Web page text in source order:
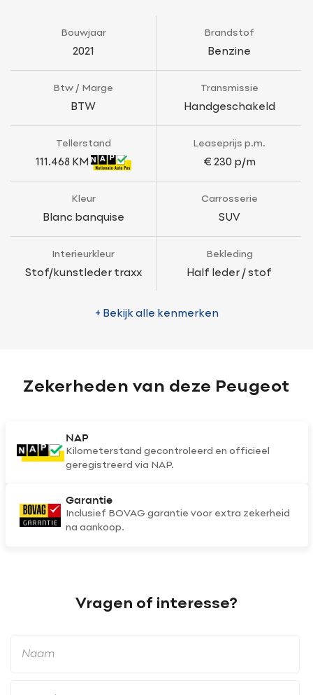
Bouwjaar
2021
Brandstof
Benzine
Btw / Marge
BTW
Transmissie
Handgeschakeld
Tellerstand
111.468 KM
Leaseprijs p.m.
€ 230 p/m
Kleur
Blanc banquise
Carrosserie
SUV
Interieurkleur
Stof/kunstleder traxx
Bekleding
Half leder / stof
+ Bekijk alle kenmerken
Zekerheden van deze Peugeot
NAP
Kilometerstand gecontroleerd en officieel
geregistreerd via NAP.
Garantie
Inclusief BOVAG garantie voor extra zekerheid
na aankoop.
Vragen of interesse?